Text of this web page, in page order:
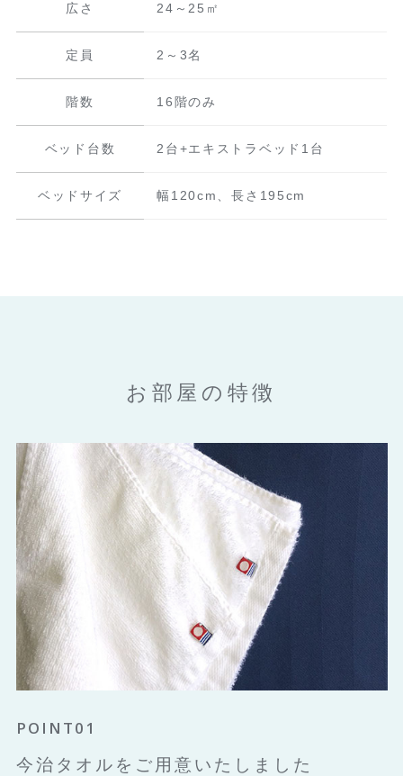
広さ 24～25㎡
定員 2～3名
階数 16階のみ
ベッド台数 2台+エキストラベッド1台
ベッドサイズ 幅120cm、長さ195cm
お部屋の特徴
POINT01
今治タオルをご用意いたしました